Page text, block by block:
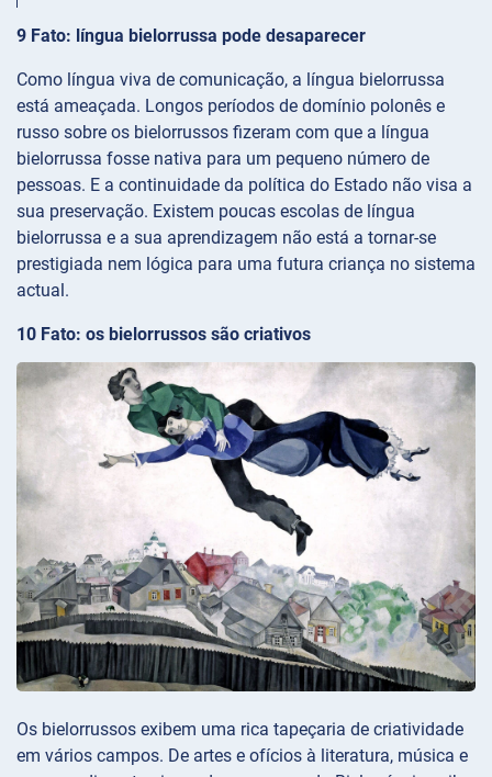
9 Fato: língua bielorrussa pode desaparecer
Como língua viva de comunicação, a língua bielorrussa
está ameaçada. Longos períodos de domínio polonês e
russo sobre os bielorrussos fizeram com que a língua
bielorrussa fosse nativa para um pequeno número de
pessoas. E a continuidade da política do Estado não visa a
sua preservação. Existem poucas escolas de língua
bielorrussa e a sua aprendizagem não está a tornar-se
prestigiada nem lógica para uma futura criança no sistema
actual.
10 Fato: os bielorrussos são criativos
Os bielorrussos exibem uma rica tapeçaria de criatividade
em vários campos. De artes e ofícios à literatura, música e